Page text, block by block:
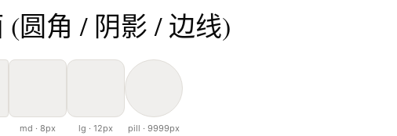
(圆角 / 阴影 / 边线)
md · 8px lg · 12px pill · 9999px